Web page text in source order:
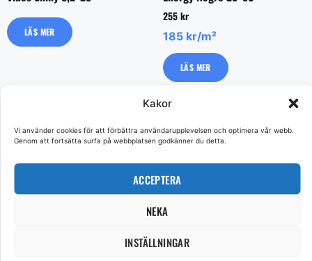
Kakor
Vi använder cookies för att förbättra användarupplevelsen och optimera vår webb.
Genom att fortsätta surfa på webbplatsen godkänner du detta.
ACCEPTERA
NEKA
INSTÄLLNINGAR
LÄS MER
255 kr
185 kr/m²
LÄS MER
917kr